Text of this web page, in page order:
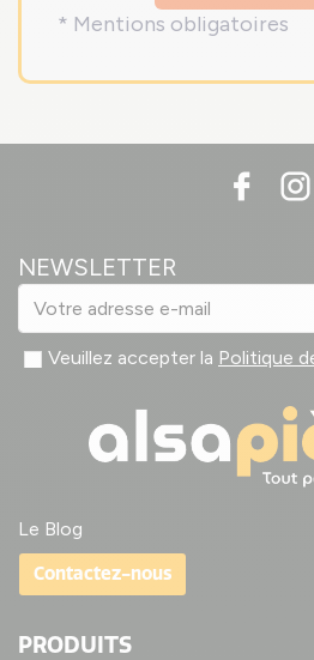
* Mentions obligatoires
NEWSLETTER
Veuillez accepter la Politique
Le Blog
Contactez-nous
PRODUITS